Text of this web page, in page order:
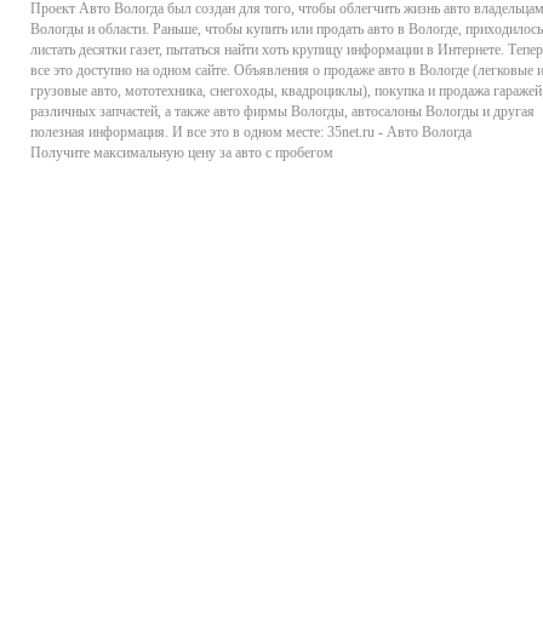
Проект Авто Вологда был создан для того, чтобы облегчить жизнь авто владельцам
Вологды и области. Раньше, чтобы купить или продать авто в Вологде, приходилось
листать десятки газет, пытаться найти хоть крупицу информации в Интернете.
все это доступно на одном сайте. Объявления о продаже авто в Вологде (легковые и
грузовые авто, мототехника, снегоходы, квадроциклы), покупка и продажа
различных запчастей, а также авто фирмы Вологды, автосалоны Вологды и другая
полезная информация. И все это в одном месте: 35net.ru - Авто Вологда
Получите максимальную цену за авто с пробегом